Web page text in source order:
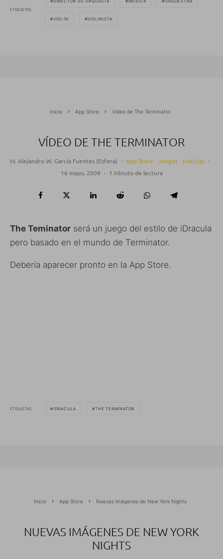
ETIQUETAS
VIOLÍN VIOLINISTA
Inicio App Store Vídeo de The Terminator
VÍDEO DE THE TERMINATOR
M. Alejandro W. García Fuentes (Esfera) · App Store Juegos Noticias ·
16 mayo, 2009 · 1 Minuto de lectura
The Teminator será un juego del estilo de iDracula
pero basado en el mundo de Terminator.
Debería aparecer pronto en la App Store.
ETIQUETAS IDRACULA THE TERMINATOR
Inicio App Store Nuevas imágenes de New York Nights
NUEVAS IMÁGENES DE NEW YORK
NIGHTS